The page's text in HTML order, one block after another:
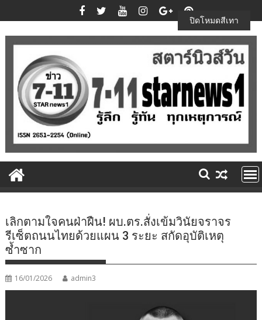
to
content
เลิกตามใจคนฝ่าฝืน! ผบ.ตร.สั่งเข้มวินัยจราจร
รีเซ็ตถนนไทยด้วยแผน 3 ระยะ สกัดอุบัติเหตุ
ซ้ำซาก
16/01/2026 admin3
ปิดโหมดสีเทา